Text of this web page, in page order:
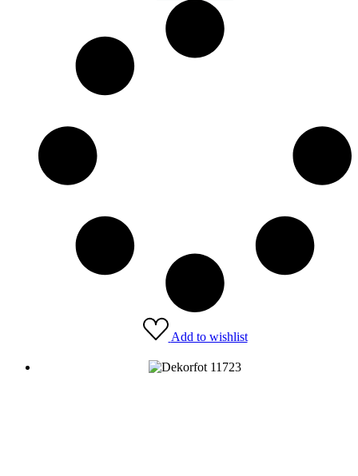
Add to wishlist